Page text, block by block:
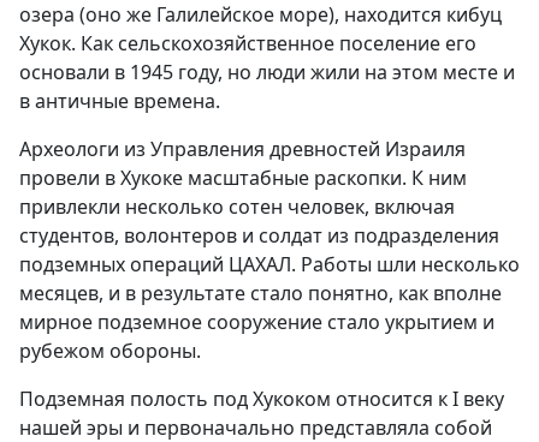
озера (оно же Галилейское море), находится кибуц
Хукок. Как сельскохозяйственное поселение его
основали в 1945 году, но люди жили на этом месте и
в античные времена.
Археологи из Управления древностей Израиля
провели в Хукоке масштабные раскопки. К ним
привлекли несколько сотен человек, включая
студентов, волонтеров и солдат из подразделения
подземных операций ЦАХАЛ. Работы шли несколько
месяцев, и в результате стало понятно, как вполне
мирное подземное сооружение стало укрытием и
рубежом обороны.
Подземная полость под Хукоком относится к I веку
нашей эры и первоначально представляла собой